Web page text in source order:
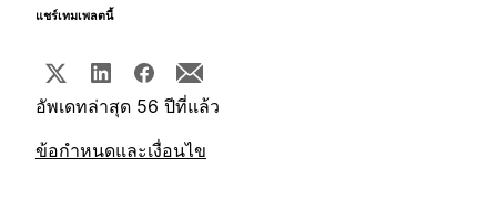
แชร์เทมเพลตนี้
อัพเดทล่าสุด 56 ปีที่แล้ว
ข้อกำหนดและเงื่อนไข